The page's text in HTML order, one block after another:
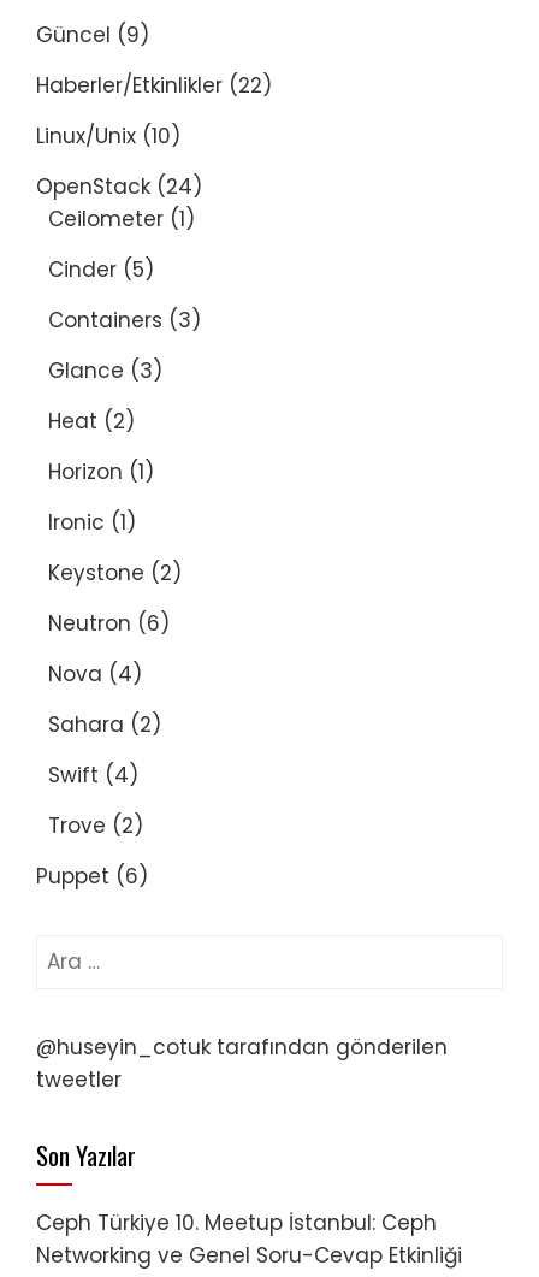
Güncel (9)
Haberler/Etkinlikler (22)
Linux/Unix (10)
OpenStack (24)
Ceilometer (1)
Cinder (5)
Containers (3)
Glance (3)
Heat (2)
Horizon (1)
Ironic (1)
Keystone (2)
Neutron (6)
Nova (4)
Sahara (2)
Swift (4)
Trove (2)
Puppet (6)
Arama:
@huseyin_cotuk tarafından gönderilen
tweetler
Son Yazılar
Ceph Türkiye 10. Meetup İstanbul: Ceph
Networking ve Genel Soru-Cevap Etkinliği